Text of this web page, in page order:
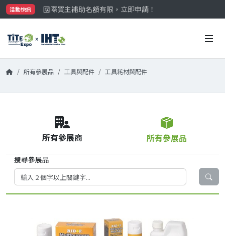
活動快訊
國際買主補助名額有限，立即申請！
參觀門票開放申請中‼️
國際買主補助名額有限，立即申請！
所有參展品 工具與配件 工具耗材與配件
所有參展商 所有參展品
搜尋參展品